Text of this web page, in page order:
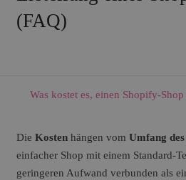
(FAQ)
Was kostet es, einen Shopify-
Die Kostenhängen vom Umfang
einfacher Shop mit einem Standard-
geringeren Aufwand verbunden als